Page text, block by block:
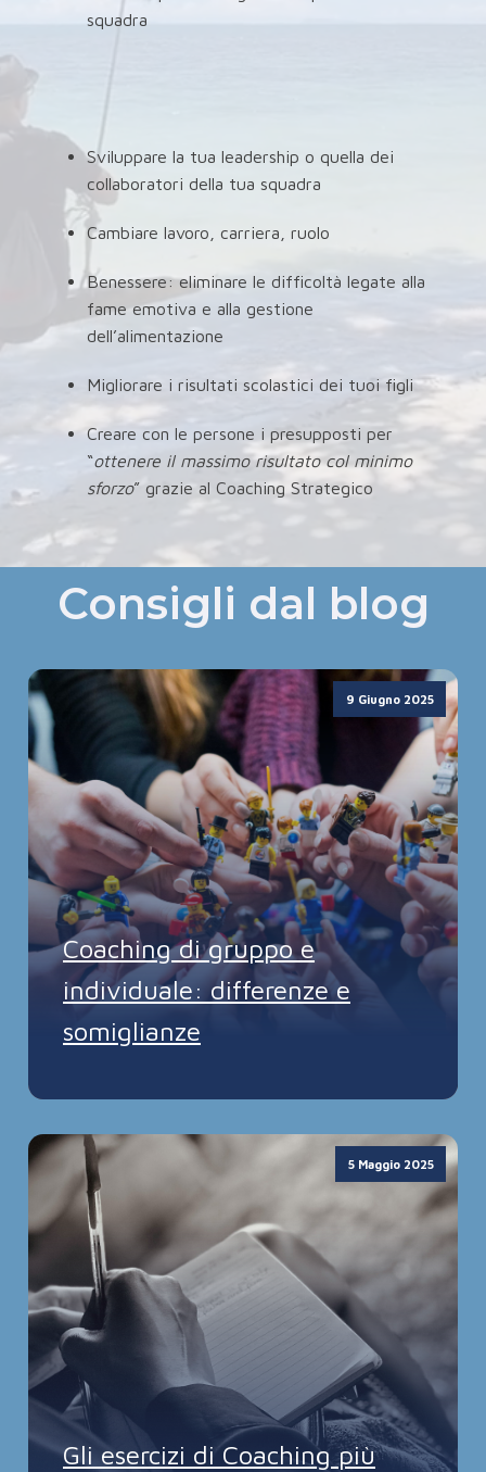
squadra
Sviluppare la tua leadership o quella dei
collaboratori della tua squadra
Cambiare lavoro, carriera, ruolo
Benessere: eliminare le difficoltà legate alla
fame emotiva e alla gestione
dell’alimentazione
Migliorare i risultati scolastici dei tuoi figli
Creare con le persone i presupposti per
“ottenere il massimo risultato col minimo
sforzo” grazie al Coaching Strategico
Consigli dal blog
9 Giugno 2025
Coaching di gruppo e
individuale: differenze e
somiglianze
5 Maggio 2025
Gli esercizi di Coaching più